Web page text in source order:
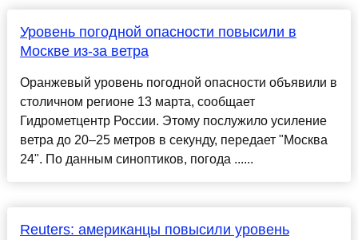
Уровень погодной опасности повысили в
Москве из-за ветра
Оранжевый уровень погодной опасности объявили в
столичном регионе 13 марта, сообщает
Гидрометцентр России. Этому послужило усиление
ветра до 20–25 метров в секунду, передает "Москва
24". По данным синоптиков, погода ......
Reuters: американцы повысили уровень